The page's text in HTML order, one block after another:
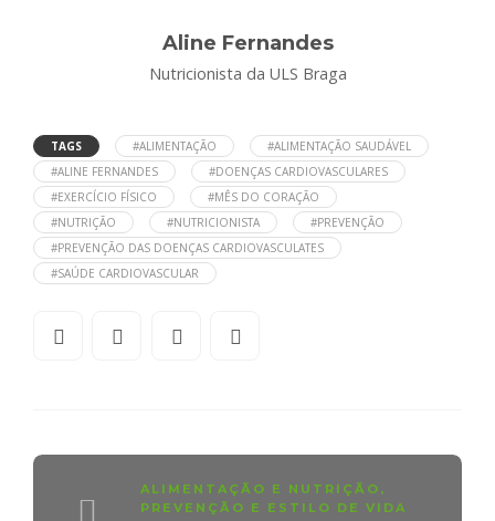
Aline Fernandes
Nutricionista da ULS Braga
TAGS #ALIMENTAÇÃO
#ALIMENTAÇÃO SAUDÁVEL
#ALINE FERNANDES
#DOENÇAS CARDIOVASCULARES
#EXERCÍCIO FÍSICO
#MÊS DO CORAÇÃO
#NUTRIÇÃO
#NUTRICIONISTA
#PREVENÇÃO
#PREVENÇÃO DAS DOENÇAS CARDIOVASCULATES
#SAÚDE CARDIOVASCULAR
ALIMENTAÇÃO E NUTRIÇÃO ,
PREVENÇÃO E ESTILO DE VIDA